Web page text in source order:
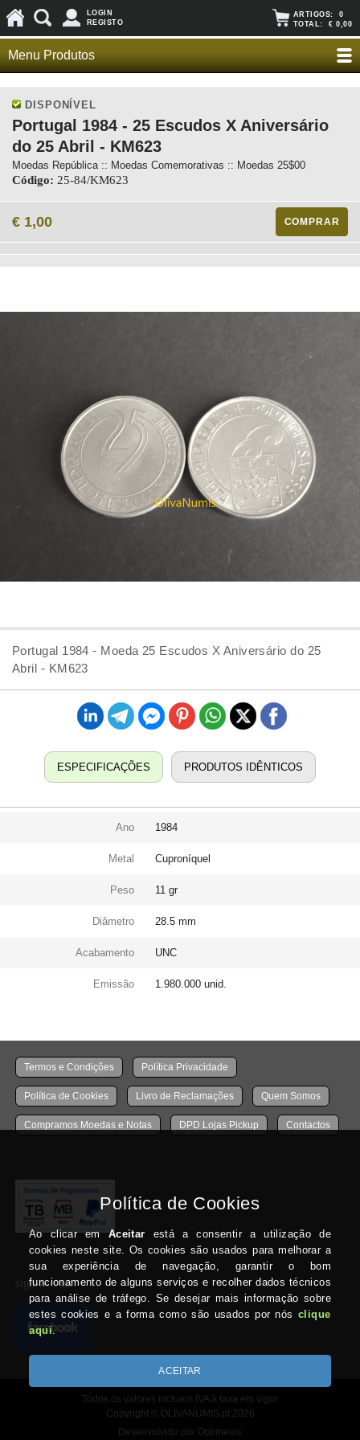
LOGIN
REGISTO
ARTIGOS: 0
TOTAL: € 0,00
Menu Produtos
DISPONÍVEL
Portugal 1984 - 25 Escudos X Aniversário
do 25 Abril - KM623
Moedas República :: Moedas Comemorativas :: Moedas 25$00
Código: 25-84/KM623
€ 1,00 COMPRAR
Portugal 1984 - Moeda 25 Escudos X Aniversário do 25
Abril - KM623
ESPECIFICAÇÕES PRODUTOS IDÊNTICOS
Ano 1984
Metal Cuproníquel
Peso 11 gr
Diâmetro 28.5 mm
Acabamento UNC
Emissão 1.980.000 unid.
Termos e Condições Política Privacidade
Política de Cookies Livro de Reclamações Quem Somos
Compramos Moedas e Notas DPD Lojas Pickup Contactos
siga-nos no:
Todos os valores incluem IVA à taxa em vigor
Copyright © OLIVANUMIS.pt 2026
Desenvolvido por Optimeios